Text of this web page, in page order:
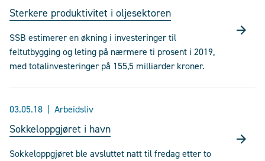
Sterkere produktivitet i oljesektoren
SSB estimerer en økning i investeringer til
feltutbygging og leting på nærmere ti prosent i 2019,
med totalinvesteringer på 155,5 milliarder kroner.
03.05.18 Arbeidsliv
Sokkeloppgjøret i havn
Sokkeloppgjøret ble avsluttet natt til fredag etter to